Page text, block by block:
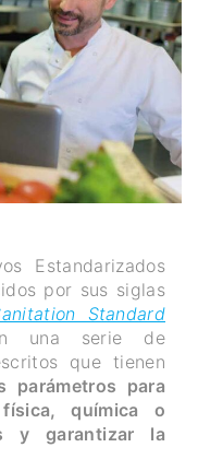
Estandarizados
por sus siglas
Standard
una serie de
que tienen
parámetros para
química o
y garantizar la